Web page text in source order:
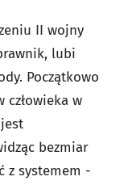
II wojny
lubi
Początkowo
w
bezmiar
z systemem -